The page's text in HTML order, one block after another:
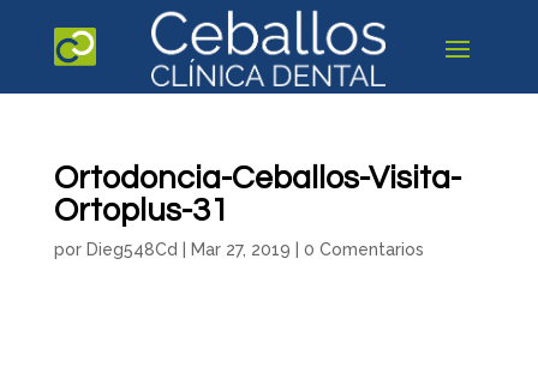
Ortodoncia-Ceballos-Visita-
Ortoplus-31
por Dieg548Cd Mar 27, 2019 0 Comentarios